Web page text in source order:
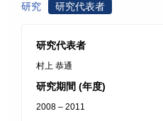
研究
研究代表者
研究代表者
村上 恭通
研究期間 (年度)
2008 – 2011